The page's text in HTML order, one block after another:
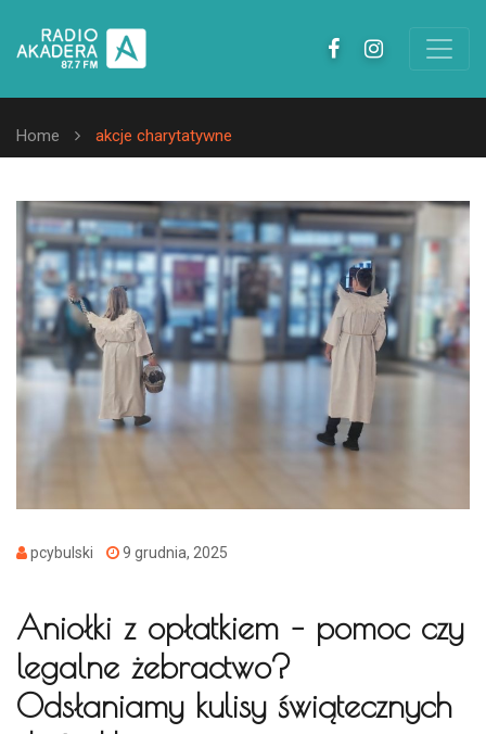
Home akcje charytatywne
pcybulski 9 grudnia, 2025
Aniołki z opłatkiem – pomoc czy
legalne żebractwo?
Odsłaniamy kulisy świątecznych